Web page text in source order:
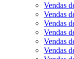
Vendas
Vendas
Vendas
Vendas
Vendas
Vendas